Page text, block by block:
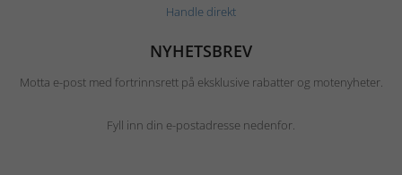
Handle direkt
NYHETSBREV
Motta e-post med fortrinnsrett på eksklusive rabatter og motenyheter.
Fyll inn din e-postadresse nedenfor.